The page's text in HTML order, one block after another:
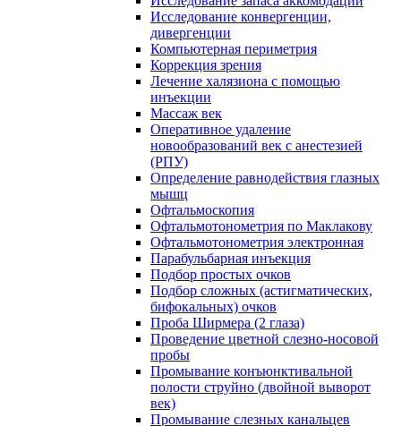
Исследование конвергенции,
дивергенции
Компьютерная периметрия
Коррекция зрения
Лечение халязиона с помощью
инъекции
Массаж век
Оперативное удаление
новообразований век с анестезией
(РПУ)
Определение равнодействия глазных
мышц
Офтальмоскопия
Офтальмотонометрия по Маклакову
Офтальмотонометрия электронная
Парабульбарная инъекция
Подбор простых очков
Подбор сложных (астигматических,
бифокальных) очков
Проба Ширмера (2 глаза)
Проведение цветной слезно-носовой
пробы
Промывание конъюнктивальной
полости струйно (двойной выворот
век)
Промывание слезных канальцев